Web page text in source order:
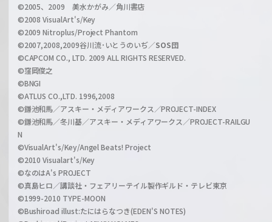
n
l
©2005、2009 美水かがみ／角川書店
©2008 VisualArt's/Key
©2009 Nitroplus/Project Phantom
©2007,2008,2009谷川流･いとうのいぢ／SOS団
©CAPCOM CO., LTD. 2009 ALL RIGHTS RESERVED.
©窪岡俊之
©BNGI
©ATLUS CO.,LTD. 1996,2008
©鎌池和馬／アスキー・メディアワークス／PROJECT-INDEX
©鎌池和馬／冬川基／アスキー・メディアワークス／PROJECT-RAILGU
N
©VisualArt's/Key/Angel Beats! Project
©2010 Visualart's/Key
©なのはA's PROJECT
©真島ヒロ／講談社・フェアリーテイル製作ギルド・テレビ東京
©1999-2010 TYPE-MOON
©Bushiroad illust:たにはらなつき(EDEN'S NOTES)